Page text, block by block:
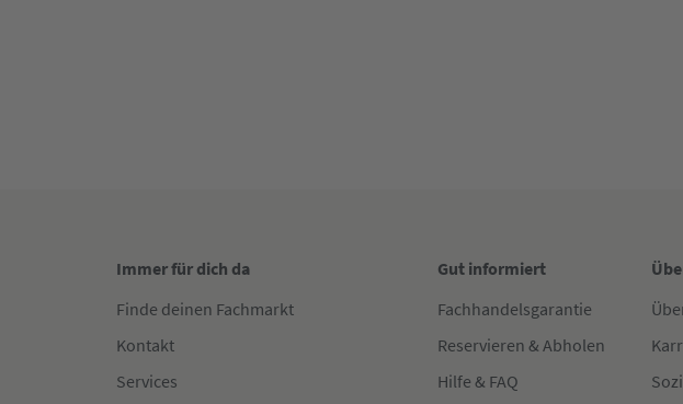
Immer für dich da
Finde deinen Fachmarkt
Kontakt
Services
Gut informiert
Fachhandelsgarantie
Reservieren & Abholen
Hilfe & FAQ